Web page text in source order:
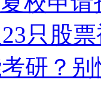
只股
研？